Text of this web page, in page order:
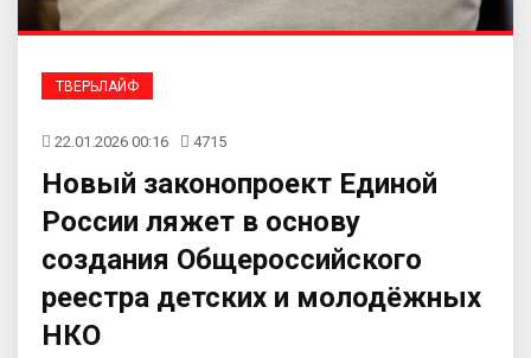
ТВЕРЬЛАЙФ
22.01.2026 00:16 4715
Новый законопроект Единой
России ляжет в основу
создания Общероссийского
реестра детских и молодёжных
НКО